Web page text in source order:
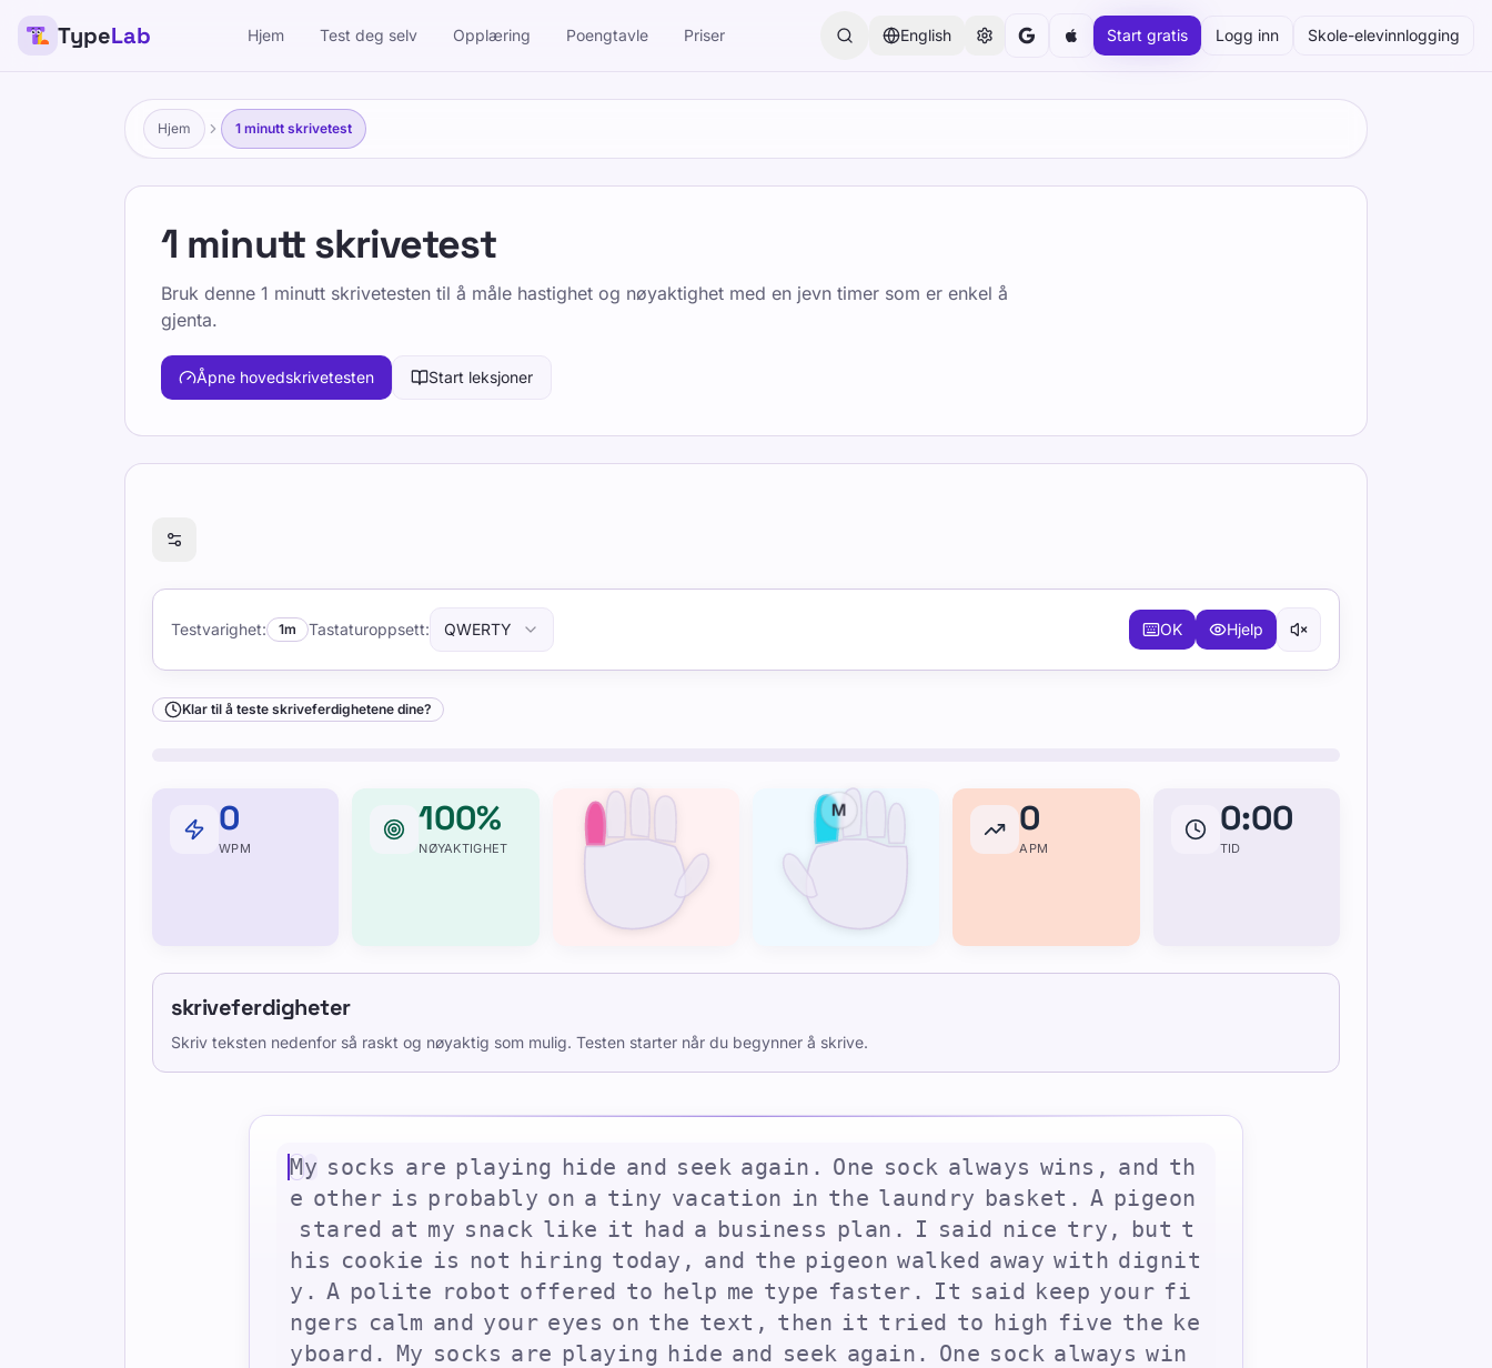
TypeLab Hjem Test deg selv Opplæring Poengtavle Priser English Start gratis Logg inn Skole-elevinnlogging
Hjem 1 minutt skrivetest
1 minutt skrivetest
Bruk denne 1 minutt skrivetesten til å måle hastighet og nøyaktighet med en jevn timer som er enkel å
gjenta.
Åpne hovedskrivetesten Start leksjoner
Klar til å teste skriveferdighetene dine?
Testvarighet: 1m Tastaturoppsett: QWERTY OK Hjelp
Klar til å teste skriveferdighetene dine?
0
WPM
100%
NØYAKTIGHET
M 0
APM
0:00
TID
skriveferdigheter
Skriv teksten nedenfor så raskt og nøyaktig som mulig. Testen starter når du begynner å skrive.
My socks are playing hide and seek again . One sock always wins , and th
e ot he r is p robably on a tiny vacation in the laund ry basket . A pigeon
sta red at my s nack like it had a business plan . I said nice t ry , but t
his cookie is not hiring today , and the pigeon wal ked away wit h dignit
y . A polite robot offered to help me type faster . It said keep you r fi
nge rs calm and you r eyes on t he text , t hen it t ried to high five the ke
yboard . My socks a re playing hide and seek again . One sock always win